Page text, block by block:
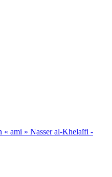
« ami » Nasser al-Khelaïfi -